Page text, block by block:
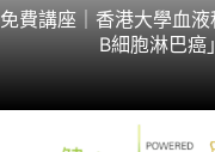
免費講座｜香港大學血
B細胞淋巴癌
Skip